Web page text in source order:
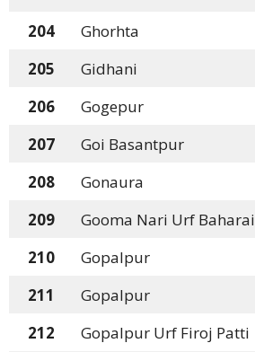
204
Ghorhta
205
Gidhani
206
Gogepur
207
Goi Basantpur
208
Gonaura
209
Gooma Nari Urf Baharai
210
Gopalpur
211
Gopalpur
212
Gopalpur Urf Firoj Patti